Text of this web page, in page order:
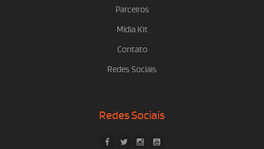
Parceiros
Mídia Kit
Contato
Redes Sociais
Redes Sociais